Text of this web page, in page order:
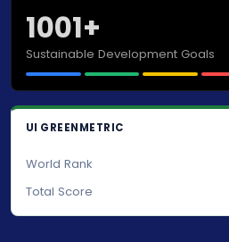
1001+
Sustainable Development Goals
UI GREENMETRIC
World Rank
Total Score